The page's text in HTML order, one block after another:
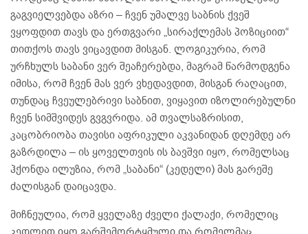
გაგვიელვებდა აზრი – ჩვენ უმალვე საბნის ქვეშ
ვყოფდით თავს და ერთგვარი „სირაქლემას პოზიციით“
თითქოს თავს ვიცავდით მისგან. ლოგიკურია, რომ
ურჩხულს საბანი ვერ შეაჩერებდა, მაგრამ წარმოდგენა
იმისა, რომ ჩვენ მას ვერ ვხედავდით, მისგან რაღაცით,
თუნდაც ჩვეულებრივი საბნით, ვიყავით იზოლირებულნი
ჩვენ სიმშვიდეს გვგვრიდა. ამ თვალსაზრისით,
კაცობრიობა თავისი აფრიკული აკვანიდან დღემდე არ
გაზრდილა – ის ყოველთვის ის ბავშვი იყო, რომელსაც
ჰქონდა ილუზია, რომ „საბანი“ (კედელი) მას გარეშე
ძალისგან დაიცავდა.
მიჩნეულია, რომ ყველაზე ძველი ქალაქი, რომელიც